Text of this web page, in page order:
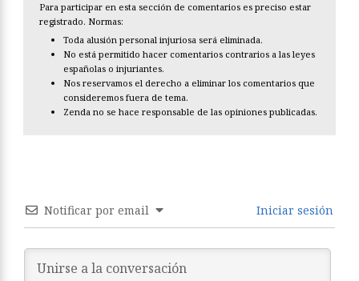
Para participar en esta sección de comentarios es preciso estar
registrado. Normas:
Toda alusión personal injuriosa será eliminada.
No está permitido hacer comentarios contrarios a las leyes
españolas o injuriantes.
Nos reservamos el derecho a eliminar los comentarios que
consideremos fuera de tema.
Zenda no se hace responsable de las opiniones publicadas.
Notificar por email Iniciar sesión